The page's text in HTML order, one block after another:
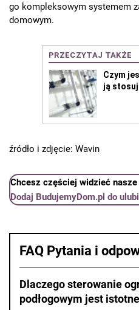
go kompleksowym systemem
domowym.
źródło i zdjęcie: Wavin
Chcesz częściej widzieć nasze
Dodaj BudujemyDom.pl do
FAQ Pytania i
Dlaczego sterowanie
podłogowym jest